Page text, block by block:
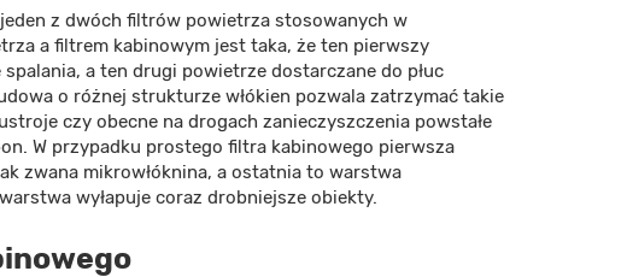
z dwóch filtrów powietrza stosowanych w
a filtrem kabinowym jest taka, że ten pierwszy
a ten drugi powietrze dostarczane do płuc
o różnej strukturze włókien pozwala zatrzymać takie
czy obecne na drogach zanieczyszczenia powstałe
W przypadku prostego filtra kabinowego pierwsza
zwana mikrowłóknina, a ostatnia to warstwa
wyłapuje coraz drobniejsze obiekty.